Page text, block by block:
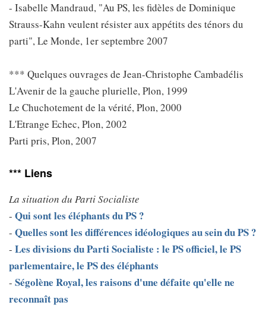
- Isabelle Mandraud, "Au PS, les fidèles de Dominique
Strauss-Kahn veulent résister aux appétits des ténors du
parti", Le Monde, 1er septembre 2007
*** Quelques ouvrages de Jean-Christophe Cambadélis
L'Avenir de la gauche plurielle, Plon, 1999
Le Chuchotement de la vérité, Plon, 2000
L'Etrange Echec, Plon, 2002
Parti pris, Plon, 2007
*** Liens
La situation du Parti Socialiste
- Qui sont les éléphants du PS ?
- Quelles sont les différences idéologiques au sein du PS ?
- Les divisions du Parti Socialiste : le PS officiel, le PS
parlementaire, le PS des éléphants
- Ségolène Royal, les raisons d'une défaite qu'elle ne
reconnaît pas